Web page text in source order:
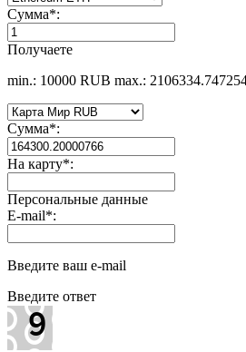
Сумма*:
Получаете
min.: 10000 RUB max.:
Сумма*:
На карту*:
Персональные данные
E-mail*:
Введите ваш e-mail
Введите ответ